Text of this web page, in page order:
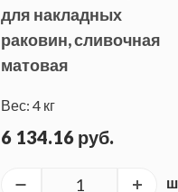
для накладных
раковин, сливочная
матовая
Вес: 4 кг
6 134.16 руб.